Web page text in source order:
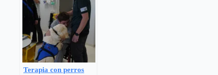
Terapia con perros